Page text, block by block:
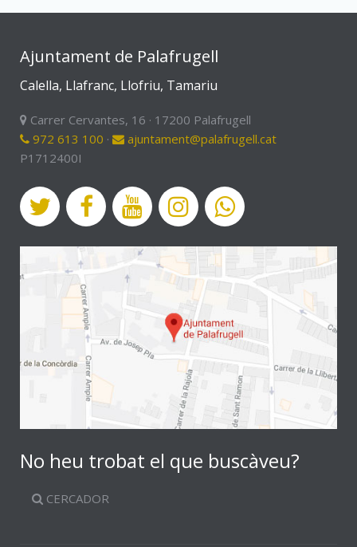
Ajuntament de Palafrugell
Calella, Llafranc, Llofriu, Tamariu
Carrer Cervantes, 16 · 17200 Palafrugell
972 613 100 ·
ajuntament@palafrugell.cat
P1712400I
No heu trobat el que buscàveu?
CERCADOR